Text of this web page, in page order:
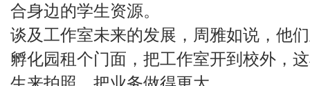
合身边的学生资源。
谈及工作室未来的发展，周雅如说，他
孵化园租个门面，把工作室开到校外，